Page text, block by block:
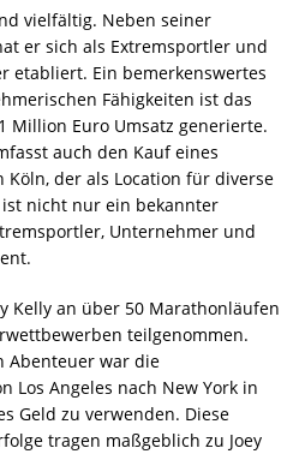
vielfältig. Neben seiner
er sich als Extremsportler und
etabliert. Ein bemerkenswertes
Fähigkeiten ist das
Million Euro Umsatz generierte.
auch den Kauf eines
Köln, der als Location für diverse
nicht nur ein bekannter
Unternehmer und
Kelly an über 50 Marathonläufen
teilgenommen.
Abenteuer war die
Los Angeles nach New York in
Geld zu verwenden. Diese
tragen maßgeblich zu Joey